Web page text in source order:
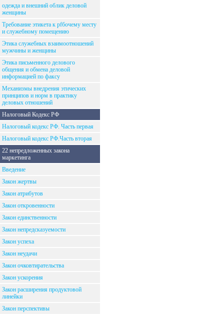
одежда и внешний облик деловой
женщины
Требование этикета к рfбочему месту
и служебному помещению
Этика служебных взаимоотношений
мужчины и женщины
Этика письменного делового
общения и обмена деловой
информацией по факсу
Механизмы внедрения этических
принципов и норм в практику
деловых отношений
Налоговый Кодекс РФ
Налоговый кодекс РФ. Часть первая
Налоговый кодекс РФ.Часть вторая
22 непредложенных закона
маркетинга
Введение
Закон жертвы
Закон атрибутов
Закон откровенности
Закон единственности
Закон непредсказуемости
Закон успеха
Закон неудачи
Закон очковтирательства
Закон ускорения
Закон расширения продуктовой
линейки
Закон перспективы